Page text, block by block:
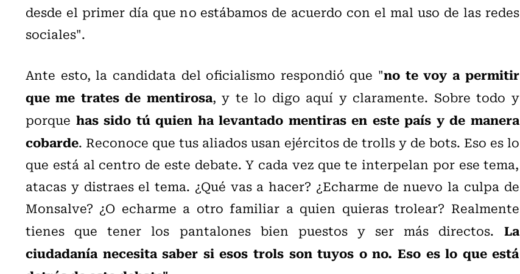
desde el primer día que no estábamos de acuerdo con el mal uso de las redes
sociales".
Ante esto, la candidata del oficialismo respondió que "no te voy a permitir
que me trates de mentirosa, y te lo digo aquí y claramente. Sobre todo y
porque has sido tú quien ha levantado mentiras en este país y de manera
cobarde. Reconoce que tus aliados usan ejércitos de trolls y de bots. Eso es lo
que está al centro de este debate. Y cada vez que te interpelan por ese tema,
atacas y distraes el tema. ¿Qué vas a hacer? ¿Echarme de nuevo la culpa de
Monsalve? ¿O echarme a otro familiar a quien quieras trolear? Realmente
tienes que tener los pantalones bien puestos y ser más directos. La
ciudadanía necesita saber si esos trols son tuyos o no. Eso es lo que está